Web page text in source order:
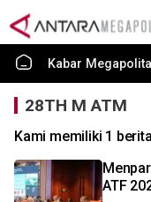
Kabar
28TH M ATM
Kami memiliki 1
ATF